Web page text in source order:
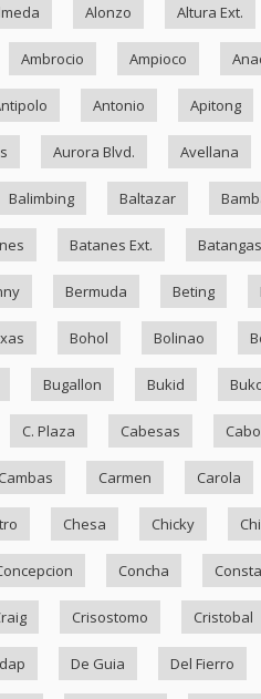
Alonzo Altura Ext.
Ambrocio Ampioco
Antonio Apitong
Aurora Blvd. Avellana
Balimbing Baltazar
Batanes Ext. Batangas
Bermuda Beting
Bohol Bolinao
Bugallon Bukid
C. Plaza Cabesas Cabo
Cambas Carmen Carola
Chesa Chicky
Concha
Crisostomo Cristobal
De Guia Del Fierro